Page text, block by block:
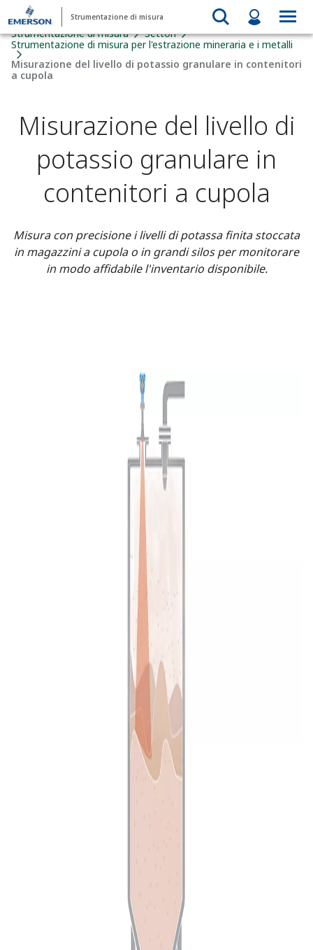
Strumentazione di misura
Strumentazione di misura
Settori
Strumentazione di misura per l'estrazione mineraria e i metalli
Misurazione del livello di potassio granulare in contenitori
a cupola
Misurazione del livello di
potassio granulare in
contenitori a cupola
Misura con precisione i livelli di potassa finita stoccata
in magazzini a cupola o in grandi silos per monitorare
in modo affidabile l'inventario disponibile.